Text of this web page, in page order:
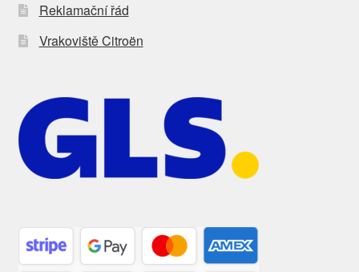
Reklamační řád
Vrakoviště Citroën